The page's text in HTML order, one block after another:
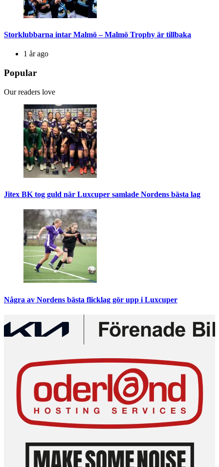
Storklubbarna intar Malmö – Malmö Trophy är tillbaka
1 år ago
Popular
Our readers love
Jitex BK tog guld när Luxcuper samlade Nordens bästa lag
Några av Nordens bästa flicklag gör upp i Luxcuper